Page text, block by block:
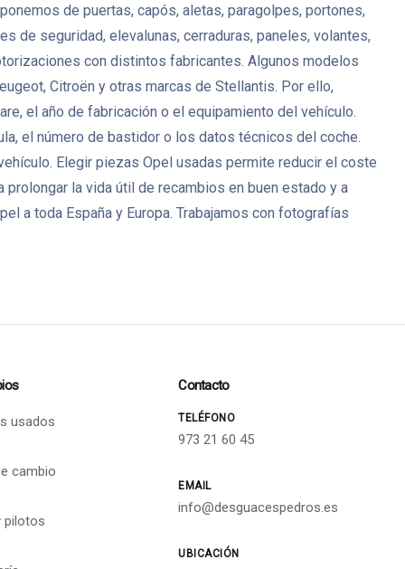
de puertas, capós, aletas, paragolpes, portones,
de seguridad, elevalunas, cerraduras, paneles, volantes,
con distintos fabricantes. Algunos modelos
Citroën y otras marcas de Stellantis. Por ello,
el año de fabricación o el equipamiento del vehículo.
el número de bastidor o los datos técnicos del coche.
Elegir piezas Opel usadas permite reducir el coste
la vida útil de recambios en buen estado y a
a toda España y Europa. Trabajamos con fotografías
usados
cambio
pilotos
Contacto
TELÉFONO
973 21 60 45
EMAIL
info@desguacespedros.es
UBICACIÓN